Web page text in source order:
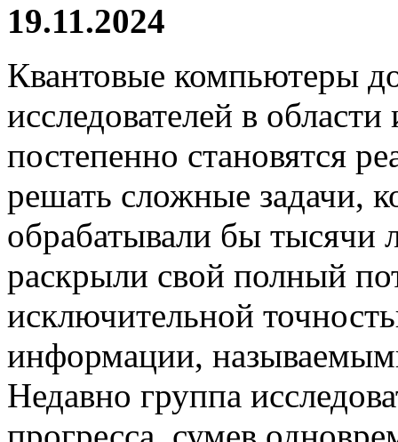
19.11.2024
Квантовые компьютеры
исследователей в
постепенно становятся
решать сложные задачи,
обрабатывали бы тысячи
раскрыли свой полный
исключительной
информации,
Недавно группа